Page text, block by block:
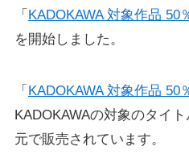
「 KADOKAWA 対象作品 50
を開始しました。
「 KADOKAWA 対象作品 50
KADOKAWAの対象のタイ
元で販売されています。